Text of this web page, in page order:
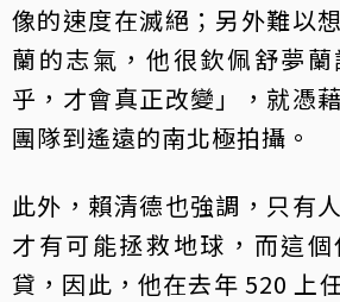
像的速度在滅絕；另外難以
蘭的志氣，他很欽佩舒夢
乎，才會真正改變」，就憑
團隊到遙遠的南北極拍攝。
此外，賴清德也強調，只有
才有可能拯救地球，而這
貸，因此，他在去年 520 上